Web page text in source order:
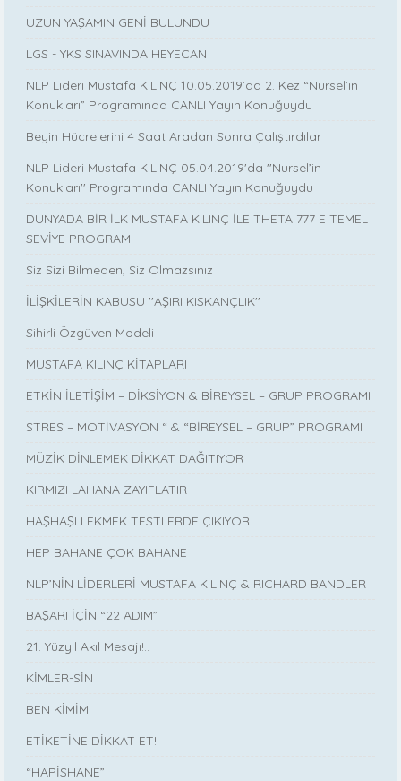
UZUN YAŞAMIN GENİ BULUNDU
LGS - YKS SINAVINDA HEYECAN
NLP Lideri Mustafa KILINÇ 10.05.2019’da 2. Kez “Nursel’in
Konukları” Programında CANLI Yayın Konuğuydu
Beyin Hücrelerini 4 Saat Aradan Sonra Çalıştırdılar
NLP Lideri Mustafa KILINÇ 05.04.2019'da ''Nursel’in
Konukları'' Programında CANLI Yayın Konuğuydu
DÜNYADA BİR İLK MUSTAFA KILINÇ İLE THETA 777 E TEMEL
SEVİYE PROGRAMI
Siz Sizi Bilmeden, Siz Olmazsınız
İLİŞKİLERİN KABUSU ''AŞIRI KISKANÇLIK''
Sihirli Özgüven Modeli
MUSTAFA KILINÇ KİTAPLARI
ETKİN İLETİŞİM – DİKSİYON & BİREYSEL – GRUP PROGRAMI
STRES – MOTİVASYON “ & “BİREYSEL – GRUP” PROGRAMI
MÜZİK DİNLEMEK DİKKAT DAĞITIYOR
KIRMIZI LAHANA ZAYIFLATIR
HAŞHAŞLI EKMEK TESTLERDE ÇIKIYOR
HEP BAHANE ÇOK BAHANE
NLP’NİN LİDERLERİ MUSTAFA KILINÇ & RICHARD BANDLER
BAŞARI İÇİN “22 ADIM”
21. Yüzyıl Akıl Mesajı!..
KİMLER-SİN
BEN KİMİM
ETİKETİNE DİKKAT ET!
“HAPİSHANE”